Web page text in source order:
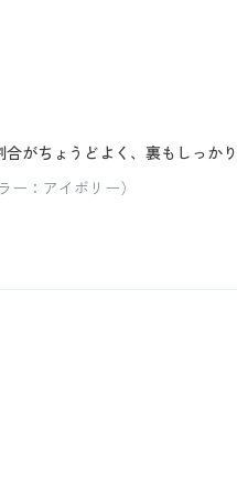
がちょうどよく、裏もしっか
：アイボリー）